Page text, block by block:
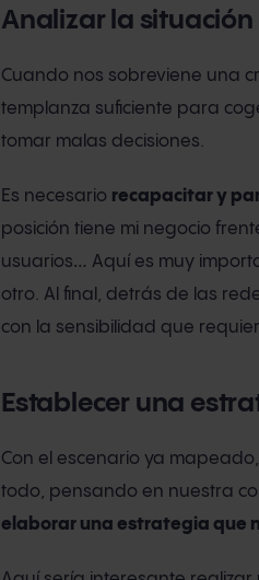
Analizar la situación
Cuando nos sobreviene una
templanza suficiente para
tomar malas decisiones.
Es necesario recapacitar y
posición tiene mi negocio
usuarios… Aquí es muy
otro. Al final, detrás de las
con la sensibilidad que
Establecer una
Con el escenario ya
todo, pensando en nuestra
elaborar una estrategia que